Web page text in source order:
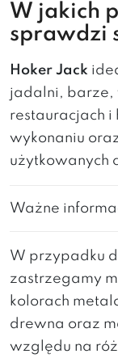
W jakich
sprawdzi
Hoker Jack
jadalni, barze,
restauracjach i
wykonaniu
użytkowanych
Ważne
W przypadku
zastrzegamy
kolorach
drewna oraz
względu na